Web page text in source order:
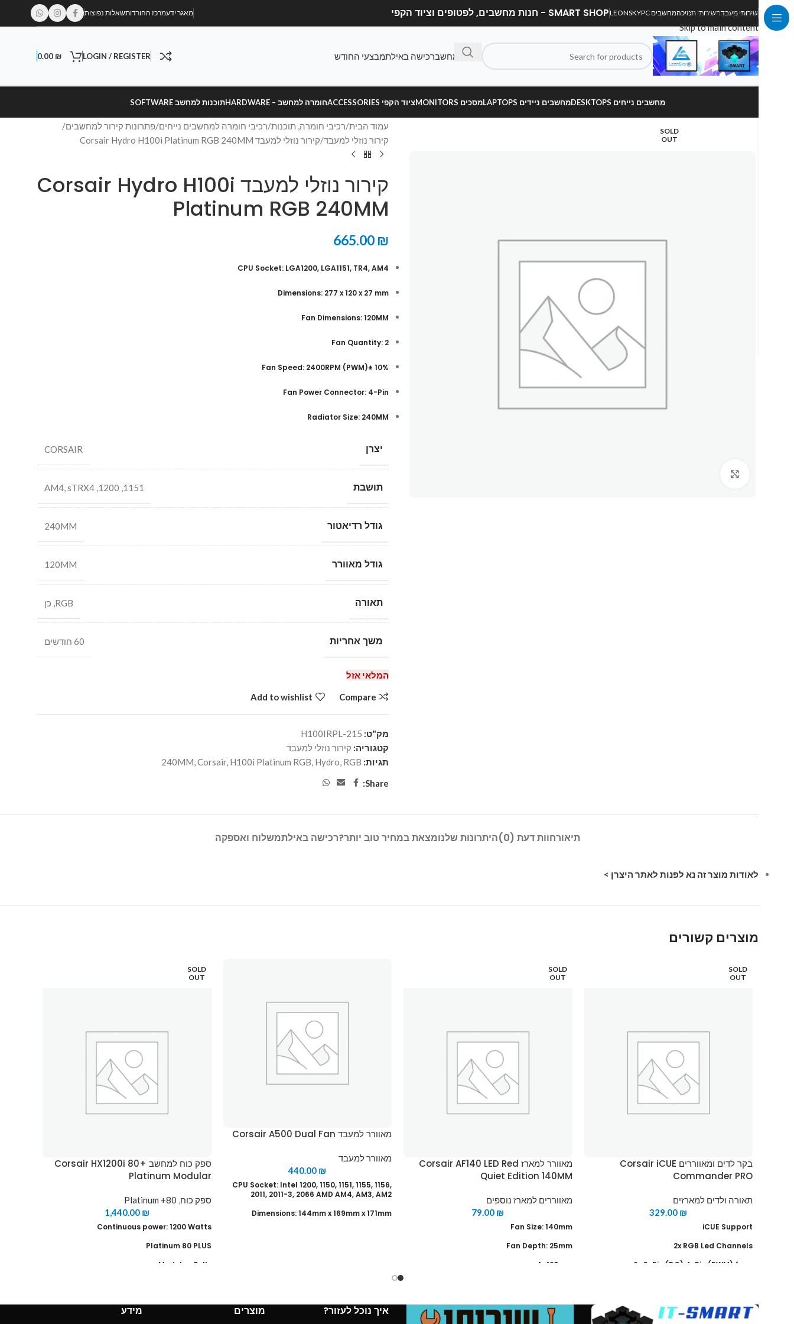
Skip to navigation
Skip to main content
שירותי מעבדהשירותי תמיכהמחשבים LEONSKYPC SMART SHOP - חנות מחשבים, לפטופים וציוד הקפי מאגר ידעמרכז ההורדותשאלות נפוצות
בנה מחשברכישה באילתמבצעי החודש LOGIN / REGISTER
0.00 ₪
מחשבים נייחים DESKTOPS מחשבים ניידים LAPTOPS מסכים MONITORS ציוד הקפי ACCESSORIES חומרה למחשב – HARDWARE תוכנות למחשב SOFTWARE
SOLD
OUT
עמוד הבית רכיבי חומרה, תוכנות רכיבי חומרה למחשבים נייחים פתרונות קירור למחשבים
קירור נוזלי למעבד קירור נוזלי למעבד Corsair Hydro H100i Platinum RGB 240MM
קירור נוזלי למעבד Corsair Hydro H100i
Platinum RGB 240MM
665.00 ₪
CPU Socket: LGA1200, LGA1151, TR4, AM4
Dimensions: 277 x 120 x 27 mm
Fan Dimensions: 120MM
Fan Quantity: 2
Fan Speed: 2400RPM (PWM)± 10%
Fan Power Connector: 4-Pin
Radiator Size: 240MM
יצרן CORSAIR
תושבת 1151
,
1200
,
AM4,sTRX4
גודל רדיאטור 240MM
גודל מאוורר 120MM
תאורה RGB
, כן
משך אחריות 60 חודשים
המלאי אזל
Compare
Add to wishlist
מק"ט: 215-H100IRPL
קטגוריה: קירור נוזלי למעבד
תגיות:
240MM,Corsair, H100i Platinum RGB, Hydro, RGB
Share:
תיאורחוות דעת (0) היתרונות שלנומצאת במחיר טוב יותר?רכישה באילתמשלוח ואספקה
לאודות מוצר זה נא לפנות לאתר היצרן >
מוצרים קשורים
SOLD
OUT
בקר לדים ומאווררים Corsair iCUE
Commander PRO
תאורה ולדים למארזים
329.00 ₪
iCUE Support
2x RGB Led Channels
6x 3-Pin (DC) 4-Pin (PWM) fans
USB 2.0 Interface
SOLD
OUT
מאוורר למארז Corsair AF140 LED Red
Quiet Edition 140MM
מאווררים למארז נוספים
79.00 ₪
Fan Size: 140mm
Fan Depth: 25mm
1x 120mm
Fan Type: Quiet Edition
מאוורר למעבד Corsair A500 Dual Fan
מאוורר למעבד
440.00 ₪
CPU Socket: Intel 1200, 1150, 1151, 1155, 1156,
2011, 2011-3, 2066 AMD AM4, AM3, AM2
Dimensions: 144mm x 169mm x 171mm
Fan Noise Level: 10 - 36 dBA
SOLD
OUT
ספק כוח למחשב Corsair HX1200i 80+
Platinum Modular
ספק כוח 80+ Platinum
1,440.00 ₪
Continuous power: 1200 Watts
Platinum 80 PLUS
Modular: Fully
SATA Connector: 16
איך נוכל לעזור? מוצרים מידע